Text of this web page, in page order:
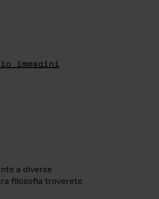
immagini
a diverse
filosofia troverete